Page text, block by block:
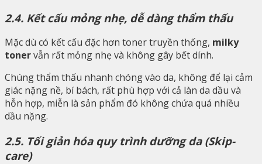
2.4. Kết cấu mỏng nhẹ, dễ dàng thẩm thấu
Mặc dù có kết cấu đặc hơn toner truyền thống, milky
tonervẫn rất mỏng nhẹ và không gây bết dính.
Chúng thẩm thấu nhanh chóng vào da, không để lại cảm
giác nặng nề, bí bách, rất phù hợp với cả làn da dầu và
hỗn hợp, miễn là sản phẩm đó không chứa quá nhiều
dầu nặng.
2.5. Tối giản hóa quy trình dưỡng da (Skip-
care)